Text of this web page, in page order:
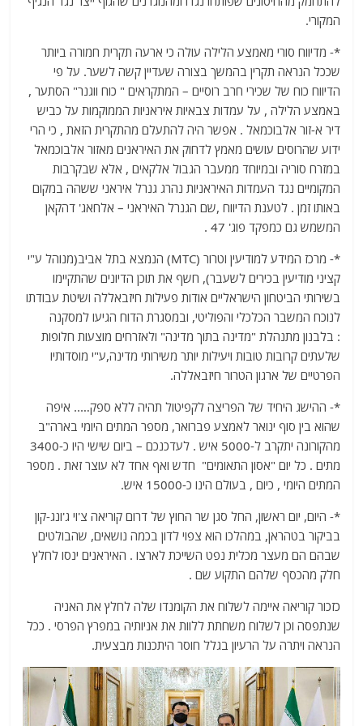
המקורי.
*- מדיווח סורי מאמצע הלילה עולה כי ארעה תקרית חמורה ביותר
שככל הנראה תקרין בהמשך בצורה שעדיין קשה לשער. על פי
הדיווח כוח של שכירי חרב רוסיים – המתקראים " כוח ווגנר" הסתער ,
באמצע הלילה , על עמדות צבאיות איראניות הממוקמות על כביש
דיר א-זור אלבוכמאל . אפשר היה להתעלם מהתקרית הזאת , כי הרי
ידוע שהרוסים עושים מאמץ לדחוק את האיראנים מאזור אלבוכמאל
במזרח סוריה ובמיוחד ממעבר הגבול אלקאים , אלא שבקרבות
המקומיים נגד העמדות האיראניות נהרג גנרל איראני ששהה במקום
באותו זמן . לטענת הדיווח ,שם הגנרל האיראני – אלחאג' דהקאן
המשמש גם כמפקד פוג' 47 .
*- מרכז המידע למודיעין וטרור (MTC) הנמצא בתל אביב(מנוהל ע"י
קציני מודיעין בכירים לשעבר), חשף את תוכן הדיונים שהתקיימו
בשירותי הביטחון הישראליים אודות פעילות חיזבאללה ושיטת עבודתו
לנוכח המשבר הכלכלי והפוליטי, ובמסגרת הדוח הגיעו למסקנה
: בלבנון מתנהלת "מדינה בתוך מדינה" ולאזרחים מוצעות חלופות
שלעתים קרובות טובות ויעילות יותר משירותי מדינה,ע"י מוסדותיו
הפרטיים של ארגון הטרור חיזבאללה.
*- ההישג היחיד של הפריצה לקפיטול תהיה ללא ספק….. איפה
שהוא בין סוף ינואר לאמצע פברואר, מספר המתים היומי בארה"ב
מהקורונה יתקרב ל-5000 איש . לעדכנכם – ביום שישי היו כ-3400
מתים . כל יום "אסון התאומים" חדש ואף אחד לא עוצר זאת . מספר
המתים היומי , כיום , בעולם הינו כ-15000 איש.
*- היום, יום ראשון, החל סגן שר החוץ של דרום קוריאה צ'וי ג'ונג-קון
בביקור בטהראן, במהלכו הוא צפוי לדון בכמה נושאים, שהבולטים
שבהם הם מעצר מכלית נפט השייכת לארצו . האיראנים ינסו לחלץ
חלק מהכסף שלהם התקוע שם .
כזכור קוריאה איימה לשלוח את הקומנדו שלה לחלץ את האניה
שנתפסה וכן לשלוח משחתת ללוות את אניותיה במפרץ הפרסי . ככל
הנראה ויתרה על הרעיון בגלל חוסר היתכנות מבצעית.